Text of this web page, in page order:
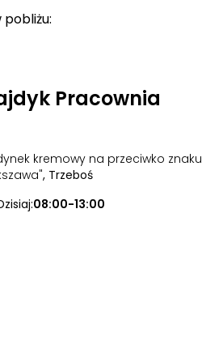
Pracownia
kremowy na przeciwko znaku
, Trzeboś
08:00-13:00